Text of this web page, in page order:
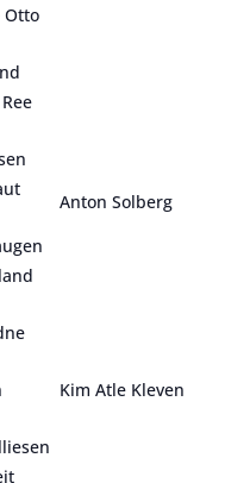
Otto
Anton Solberg
Kim Atle Kleven